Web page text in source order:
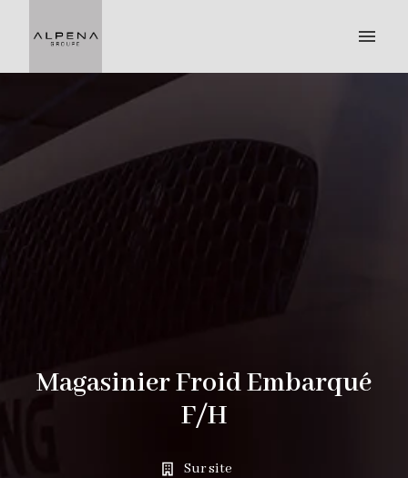
Page d'accueil
Magasinier Froid Embarqué
F/H
Sur site